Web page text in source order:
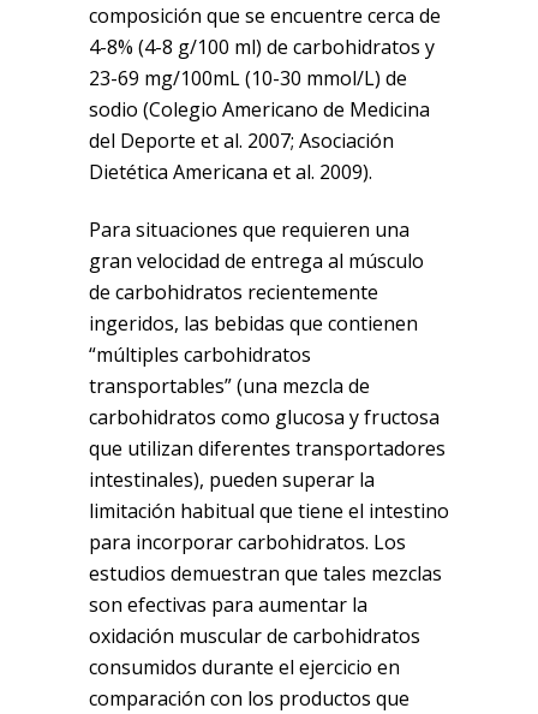
composición que se encuentre cerca de
4-8% (4-8 g/100 ml) de carbohidratos y
23-69 mg/100mL (10-30 mmol/L) de
sodio (Colegio Americano de Medicina
del Deporte et al. 2007; Asociación
Dietética Americana et al. 2009).
Para situaciones que requieren una
gran velocidad de entrega al músculo
de carbohidratos recientemente
ingeridos, las bebidas que contienen
“múltiples carbohidratos
transportables” (una mezcla de
carbohidratos como glucosa y fructosa
que utilizan diferentes transportadores
intestinales), pueden superar la
limitación habitual que tiene el intestino
para incorporar carbohidratos. Los
estudios demuestran que tales mezclas
son efectivas para aumentar la
oxidación muscular de carbohidratos
consumidos durante el ejercicio en
comparación con los productos que